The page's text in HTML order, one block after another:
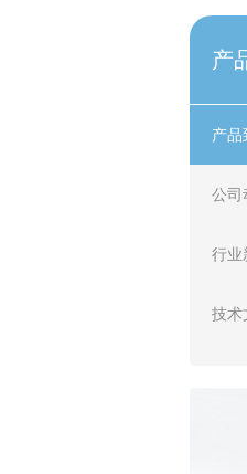
产
产品
公司
行业
技术